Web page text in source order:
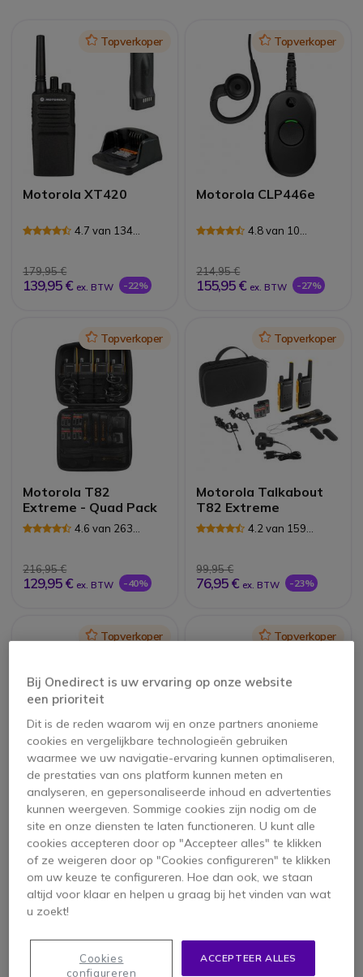
IconTopverkoper
Motorola XT420
4.7 van 134
179,95 €
139,95 € ex. BTW -22%
IconTopverkoper
Motorola CLP446e
4.8 van 10
214,95 €
155,95 € ex. BTW -27%
IconTopverkoper
Motorola T82
Extreme - Quad Pack
4.6 van 263
216,95 €
129,95 € ex. BTW -40%
IconTopverkoper
Motorola Talkabout
T82 Extreme
4.2 van 159
99,95 €
76,95 € ex. BTW -23%
IconTopverkoper
Motorola XT460 met
Oplader
4.8 van 40
Reviews
249,95 €
159,95 € ex. BTW -36%
IconTopverkoper
Motorola Talkabout
T82
4.4 van 62
Reviews
79,95 €
66,95 € ex. BTW -16%
Bij Onedirect is uw ervaring op onze website
een prioriteit
Dit is de reden waarom wij en onze partners anonieme
cookies en vergelijkbare technologieën gebruiken
waarmee we uw navigatie-ervaring kunnen optimaliseren,
de prestaties van ons platform kunnen meten en
analyseren, en gepersonaliseerde inhoud en advertenties
kunnen weergeven. Sommige cookies zijn nodig om de
site en onze diensten te laten functioneren. U kunt alle
cookies accepteren door op "Accepteer alles" te klikken
of ze weigeren door op "Cookies configureren" te klikken
om uw keuze te configureren. Hoe dan ook, we staan
altijd voor klaar en helpen u graag bij het vinden van wat
u zoekt!
ACCEPTEER ALLES
Cookies
configureren